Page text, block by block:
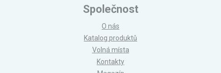
Společnost
O nás
Katalog produktů
Volná místa
Kontakty